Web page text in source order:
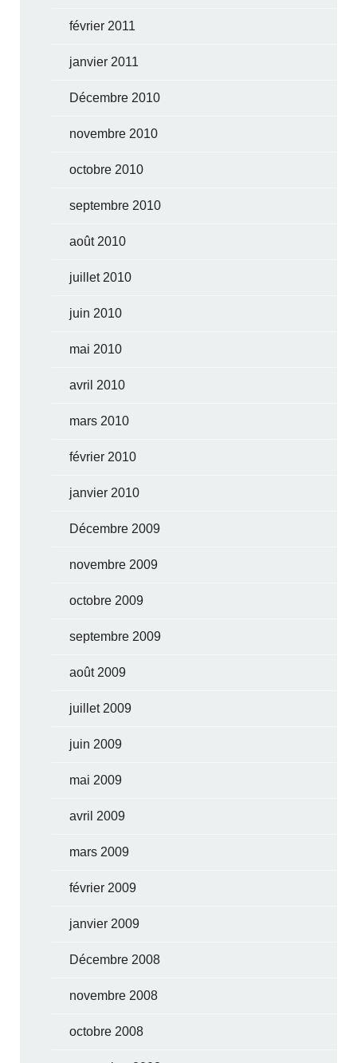
février 2011
janvier 2011
Décembre 2010
novembre 2010
octobre 2010
septembre 2010
août 2010
juillet 2010
juin 2010
mai 2010
avril 2010
mars 2010
février 2010
janvier 2010
Décembre 2009
novembre 2009
octobre 2009
septembre 2009
août 2009
juillet 2009
juin 2009
mai 2009
avril 2009
mars 2009
février 2009
janvier 2009
Décembre 2008
novembre 2008
octobre 2008